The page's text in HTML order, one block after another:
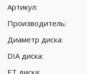
Артикул:
Производитель:
Диаметр диска:
DIA диска:
ET диска: